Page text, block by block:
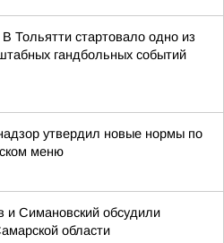
Тольятти стартовало одно из
гандбольных событий
утвердил новые нормы по
меню
Симановский обсудили
области